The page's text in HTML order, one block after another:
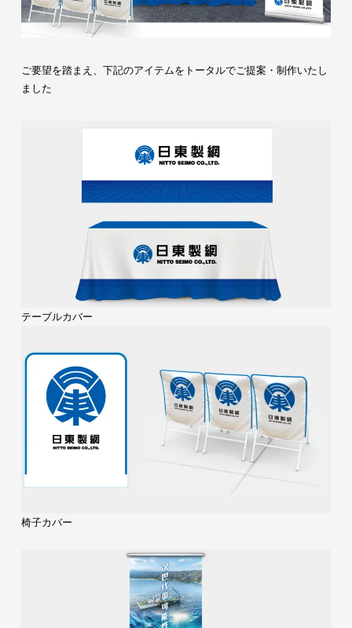
ご要望を踏まえ、下記のアイテムをトータルでご提案・制作いたし
ました
テーブルカバー
椅子カバー